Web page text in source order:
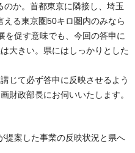
か。首都東京に隣接し、埼玉
る東京圏50キロ圏内のみなら
を促す意味でも、今回の答申に
大きい。県にはしっかりとした
じて必ず答申に反映させるよう
財政部長にお伺いいたします。
提案した事業の反映状況と県へ